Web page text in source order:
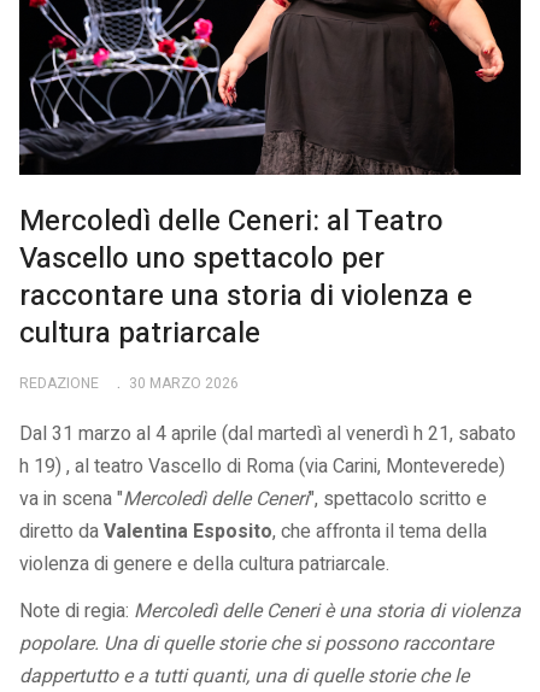
Mercoledì delle Ceneri: al Teatro
Vascello uno spettacolo per
raccontare una storia di violenza e
cultura patriarcale
REDAZIONE 30 MARZO 2026
Dal 31 marzo al 4 aprile (dal martedì al venerdì h 21, sabato
h 19) , al teatro Vascello di Roma (via Carini, Monteverede)
va in scena "Mercoledì delle Ceneri", spettacolo scritto e
diretto daValentina Esposito, che affronta il tema della
violenza di genere e della cultura patriarcale.
Note di regia: Mercoledì delle Ceneri è una storia di violenza
popolare. Una di quelle storie che si possono raccontare
dappertutto e a tutti quanti, una di quelle storie che le